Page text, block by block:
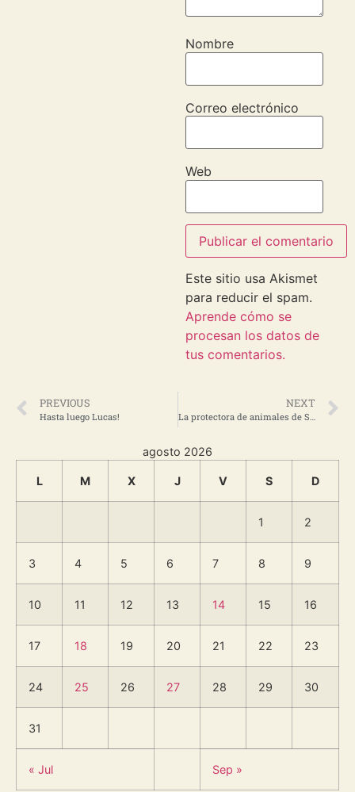
Nombre
Correo electrónico
Web
Este sitio usa Akismet
para reducir el spam.
Aprende cómo se
procesan los datos de
tus comentarios.
PREVIOUS
Hasta luego Lucas!
NEXT
agosto 2026
L M X J V S D
1 2
3 4 5 6 7 8 9
10 11 12 13 14 15 16
17 18 19 20 21 22 23
24 25 26 27 28 29 30
31
« Jul Sep »